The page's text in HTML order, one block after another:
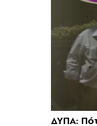
ΔΥΠΑ: